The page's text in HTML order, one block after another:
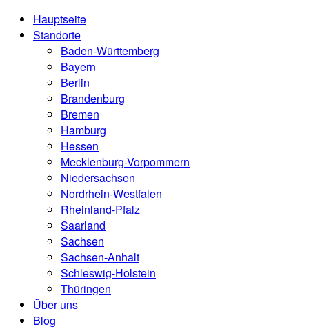
Hauptseite
Standorte
Baden-Württemberg
Bayern
Berlin
Brandenburg
Bremen
Hamburg
Hessen
Mecklenburg-Vorpommern
Niedersachsen
Nordrhein-Westfalen
Rheinland-Pfalz
Saarland
Sachsen
Sachsen-Anhalt
Schleswig-Holstein
Thüringen
Über uns
Blog